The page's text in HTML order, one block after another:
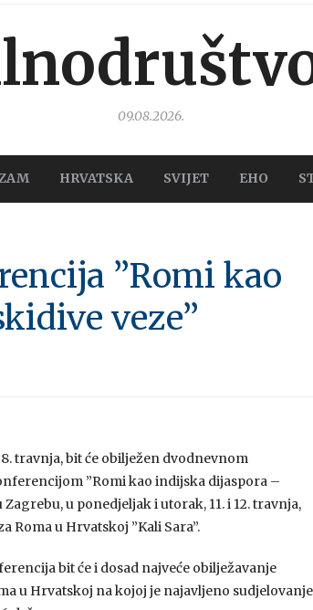
09.08.2026.
HRVATSKA SVIJET EHO
”Romi kao
veze”
travnja, bit će obilježen dvodnevnom
”Romi kao indijska dijaspora –
u ponedjeljak i utorak, 11. i 12. travnja,
Roma u Hrvatskoj ”Kali Sara”.
bit će i dosad najveće obilježavanje
u Hrvatskoj na kojoj je najavljeno sudjelovanje